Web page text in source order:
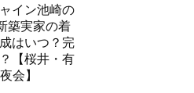
イン池崎の
築実家の着
はいつ？完
【桜井・有
会】